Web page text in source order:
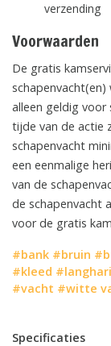
verzending
Voorwaarden
De gratis
alleen geldig voor
tijde van de actie
schapenvacht
een eenmalige
van de
de schapenvacht
voor de gratis
#bank #bruin
#kleed
#vacht #witte
Specificaties